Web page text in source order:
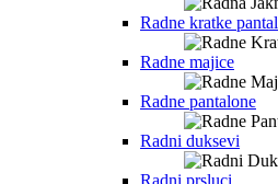
Radne kratke
Radne majice
Radne pantalone
Radni duksevi
Radni prsluci